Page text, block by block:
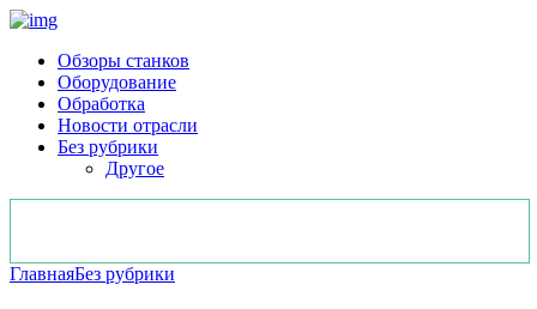
Обзоры станков
Оборудование
Обработка
Новости отрасли
Без рубрики
Другое
ГлавнаяБез рубрики